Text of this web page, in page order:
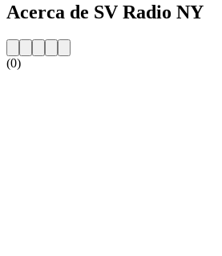
Acerca de SV Radio NY
(0)